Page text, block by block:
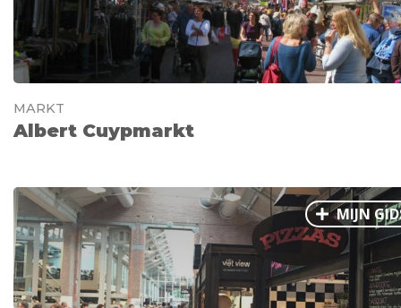
MARKT
Albert Cuypmarkt
MIJN